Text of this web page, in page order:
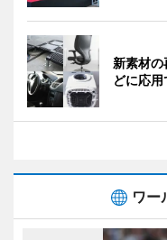
新素材
どに応用
ワー